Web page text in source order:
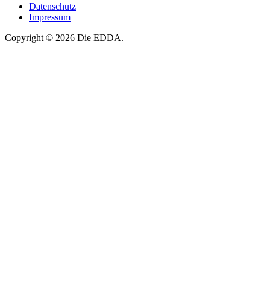
Datenschutz
Impressum
Copyright © 2026 Die EDDA.